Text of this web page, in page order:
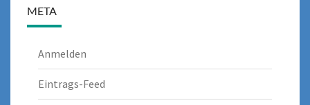
META
Anmelden
Eintrags-Feed